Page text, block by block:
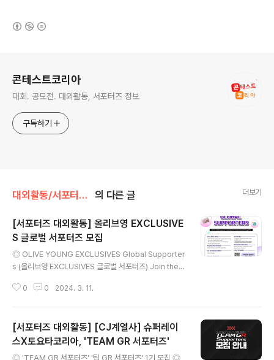
콘테스트코리아
대회. 공모전. 대외활동, 서포터즈 정보
구독하기
대외활동/서포터즈 • 기자단 의 다른 글 더보기
[서포터즈 대외활동] 올리브영 EXCLUSIVE
S 글로벌 서포터즈 모집
◎ OLIVE YOUNG EXCLUSIVES Global Supporter
s (올리브영 EXCLUSIVES 글로벌 서포터즈) Join the
USIVES together! 올리브영 EXCLUSIVES와 함께할
ners living in Korea > Those who are highly acti
ve on SNS > Those with a keen interest in beaut
y and aspiring to become future beauty experts
0 0 2024. 3. 11.
[서포터즈 대외활동] [CJ계열사] 슈퍼레이
스X토요타코리아, 'TEAM GR 서포터즈'
◎ 'TEAM GR 서포터즈' '팀 GR 서포터즈' 1기 모집 ◎